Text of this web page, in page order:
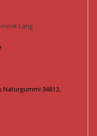
Lang
Naturgummi 34812,